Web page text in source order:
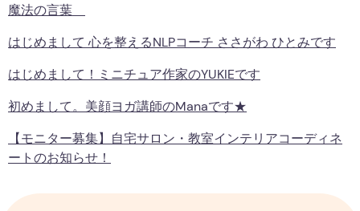
魔法の言葉
はじめまして 心を整えるNLPコーチ ささがわ ひとみです
はじめまして！ミニチュア作家のYUKIEです
初めまして。美顔ヨガ講師のmanaです★
【モニター募集】自宅サロン・教室インテリアコーディネ
ートのお知らせ！